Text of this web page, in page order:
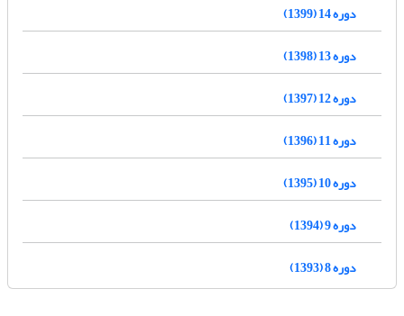
دوره 14 (1399)
دوره 13 (1398)
دوره 12 (1397)
دوره 11 (1396)
دوره 10 (1395)
دوره 9 (1394)
دوره 8 (1393)